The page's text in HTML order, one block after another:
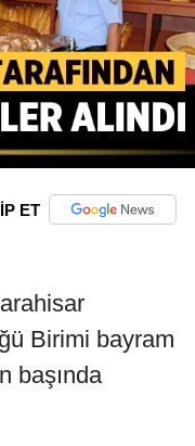
ET
Birimi bayram
başında